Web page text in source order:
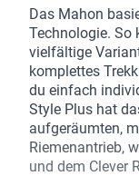
Das Mahon
Technologie. So
vielfältige
komplettes
du einfach
Style Plus hat
aufgeräumten,
Riemenantrieb,
und dem Clever